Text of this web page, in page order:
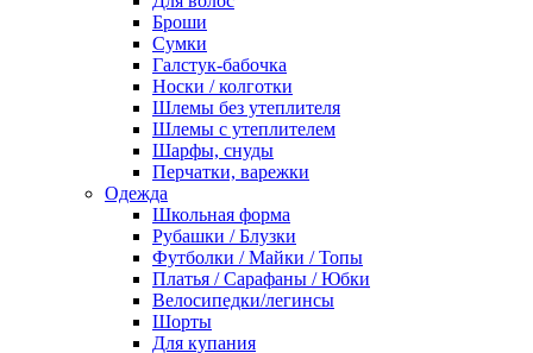
Броши
Сумки
Галстук-бабочка
Носки / колготки
Шлемы без утеплителя
Шлемы с утеплителем
Шарфы, снуды
Перчатки, варежки
Одежда
Школьная форма
Рубашки / Блузки
Футболки / Майки / Топы
Платья / Сарафаны / Юбки
Велосипедки/легинсы
Шорты
Для купания